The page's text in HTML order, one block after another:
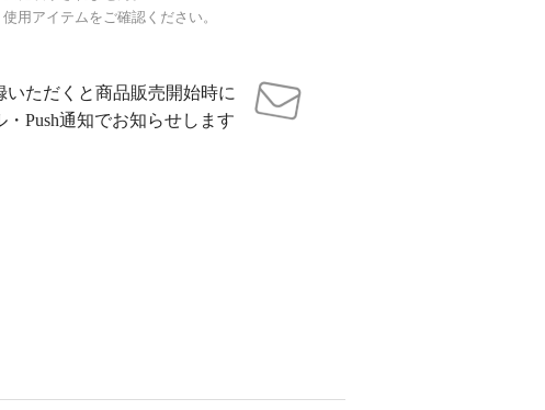
用アイテムをご確認ください。
いただくと商品販売開始時に
・Push通知でお知らせします